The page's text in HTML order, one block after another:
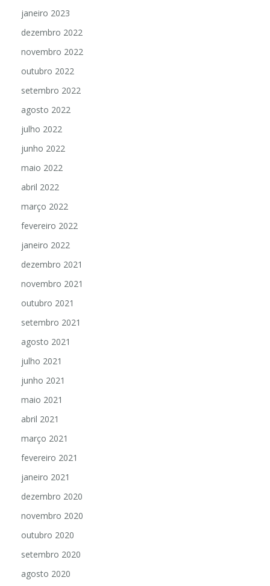
janeiro 2023
dezembro 2022
novembro 2022
outubro 2022
setembro 2022
agosto 2022
julho 2022
junho 2022
maio 2022
abril 2022
março 2022
fevereiro 2022
janeiro 2022
dezembro 2021
novembro 2021
outubro 2021
setembro 2021
agosto 2021
julho 2021
junho 2021
maio 2021
abril 2021
março 2021
fevereiro 2021
janeiro 2021
dezembro 2020
novembro 2020
outubro 2020
setembro 2020
agosto 2020